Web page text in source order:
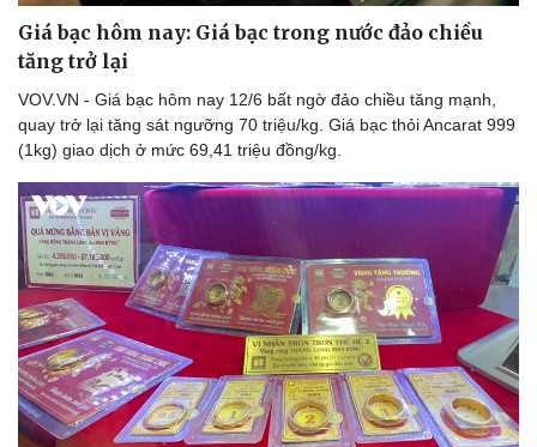
Giá bạc hôm nay: Giá bạc trong nước đảo chiều
tăng trở lại
VOV.VN - Giá bạc hôm nay 12/6 bất ngờ đảo chiều tăng mạnh,
quay trở lại tăng sát ngưỡng 70 triệu/kg. Giá bạc thỏi Ancarat 999
(1kg) giao dịch ở mức 69,41 triệu đồng/kg.